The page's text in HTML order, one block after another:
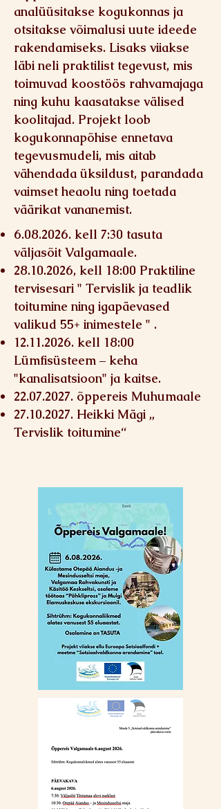
analüüsitakse kogukonnas ja
otsitakse võimalusi uute ideede
rakendamiseks. Lisaks viiakse
läbi neli praktilist tegevust, mis
toimuvad koostöös rahvamajaga
ning kuhu kaasatakse välised
koolitajad. Projekt loob
kogukonnapõhise ennetava
tegevusmudeli, mis aitab
vähendada üksildust, parandada
vaimset heaolu ning toetada
väärikat vananemist.
6.08.2026. kell 7:30 tasuta
väljasõit Valgamaale.
28.10.2026, kell 18:00 Praktiline
tervisesari " Tervislik ja teadlik
toitumine ning igapäevased
valikud 55+ inimestele " .
12.11.2026. kell 18:00
Lümfisüsteem – keha
"kanalisatsioon" ja kaitse.
22.07.2027. õppereis Muhumaale
27.10.2027. Heikki Mägi „
Tervislik toitumine“